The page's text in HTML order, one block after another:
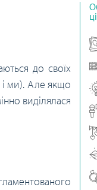
до своїх
і ми). Але якщо
виділялася